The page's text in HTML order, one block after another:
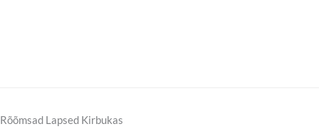
Rõõmsad Lapsed Kirbukas